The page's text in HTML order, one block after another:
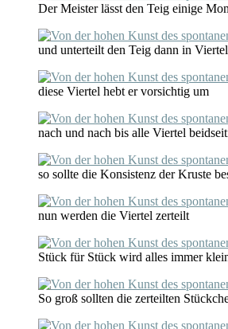
Der Meister lässt den Teig einige
und unterteilt den Teig dann in Viertel
diese Viertel hebt er vorsichtig um
nach und nach bis alle Viertel
so sollte die Konsistenz der Kruste
nun werden die Viertel zerteilt
Stück für Stück wird alles immer
So groß sollten die zerteilten